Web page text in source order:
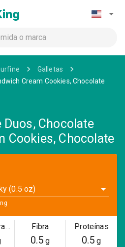
Galletas
Cream Cookies, Chocolate
Chocolate
Cookies, Chocolate
(0.5 oz)
Carbohidratos Fibra
0.5g
Proteínas
0.5 g